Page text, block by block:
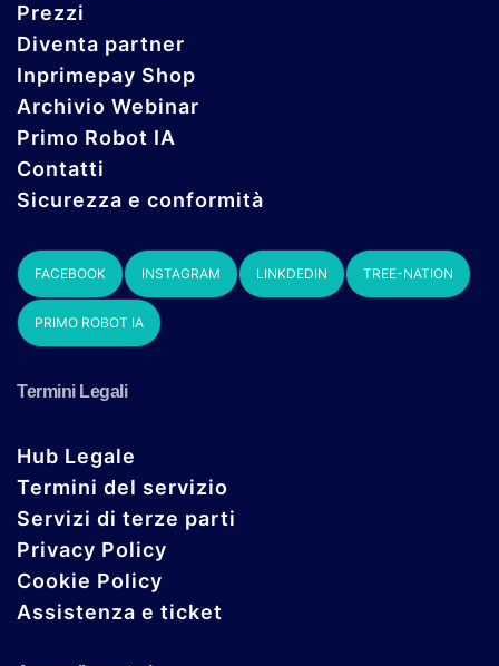
Prezzi
Diventa partner
Inprimepay Shop
Archivio Webinar
Primo Robot IA
Contatti
Sicurezza e conformità
FACEBOOK INSTAGRAM LINKDEDIN TREE-NATION
PRIMO ROBOT IA
Termini Legali
Hub Legale
Termini del servizio
Servizi di terze parti
Privacy Policy
Cookie Policy
Assistenza e ticket